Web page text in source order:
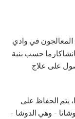
في وادي
حسب بنية
على علاج
يتم الحفاظ على
- وهي الدوشا -